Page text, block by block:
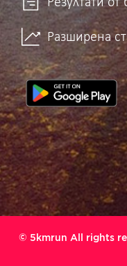
Разширена
© 5kmrun All rights